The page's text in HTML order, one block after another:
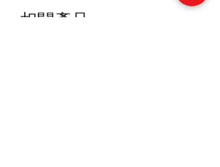
相關產品